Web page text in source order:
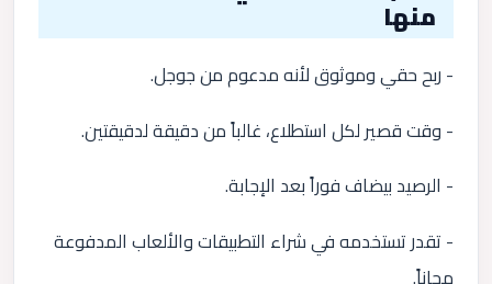
منها
- ربح حقي وموثوق لأنه مدعوم من جوجل.
- وقت قصير لكل استطلاع، غالباً من دقيقة لدقيقتين.
- الرصيد بيضاف فوراً بعد الإجابة.
- تقدر تستخدمه في شراء التطبيقات والألعاب المدفوعة